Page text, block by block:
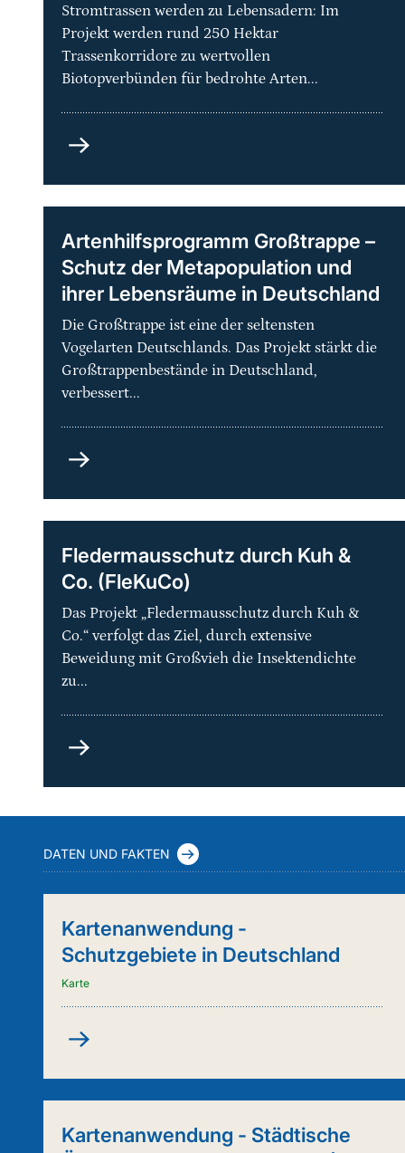
Stromtrassen werden zu Lebensadern: Im
Projekt werden rund 250 Hektar
Trassenkorridore zu wertvollen
Biotopverbünden für bedrohte Arten...
Grüne
-
Praxisorientierte
im
ökologischen
Trassenmanagement
Artenhilfsprogramm Großtrappe –
Schutz der Metapopulation und
ihrer Lebensräume in Deutschland
Die Großtrappe ist eine der seltensten
Vogelarten Deutschlands. Das Projekt stärkt die
Großtrappenbestände in Deutschland,
verbessert...
Artenhilfsprogramm
–
Schutz
Metapopulation
und
ihrer
Lebensräume
in
Deutschland
Fledermausschutz durch Kuh &
Co. (FleKuCo)
Das Projekt „Fledermausschutz durch Kuh &
Co.“ verfolgt das Ziel, durch extensive
Beweidung mit Großvieh die Insektendichte
zu...
Fledermausschutz
Kuh
(FleKuCo)
DATEN UND FAKTEN
Kartenanwendung -
Schutzgebiete in Deutschland
Karte
Kartenanwendung
Schutzgebiete
in
Kartenanwendung - Städtische